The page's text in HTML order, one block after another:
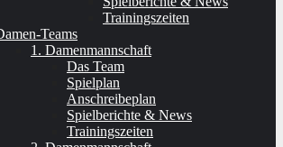
Trainingszeiten
Teams
1. Damenmannschaft
Das Team
Spielplan
Anschreibeplan
Spielberichte & News
Trainingszeiten